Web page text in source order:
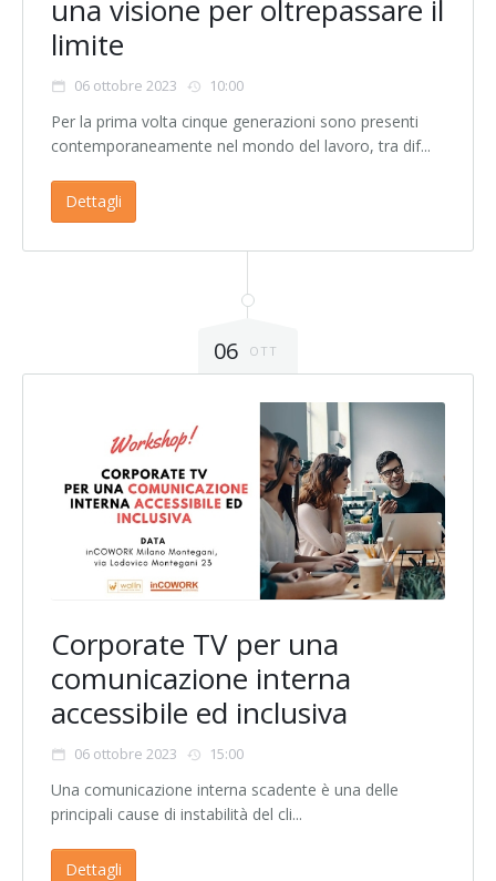
una visione per oltrepassare il
limite
06 ottobre 2023 10:00
Per la prima volta cinque generazioni sono presenti
contemporaneamente nel mondo del lavoro, tra dif...
Dettagli
06 OTT
Corporate TV per una
comunicazione interna
accessibile ed inclusiva
06 ottobre 2023 15:00
Una comunicazione interna scadente è una delle
principali cause di instabilità del cli...
Dettagli